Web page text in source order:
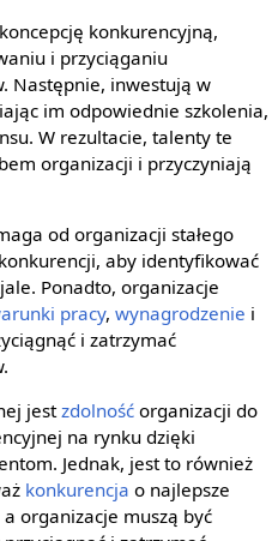
konkurencyjną,
i przyciąganiu
Następnie, inwestują w
im odpowiednie szkolenia,
W rezultacie, talenty te
organizacji i przyczyniają
od organizacji stałego
aby identyfikować
Ponadto, organizacje
pracy, wynagrodzenie i
i zatrzymać
jestzdolnośćorganizacji do
na rynku dzięki
Jednak, jest to również
konkurencja o najlepsze
organizacje muszą być